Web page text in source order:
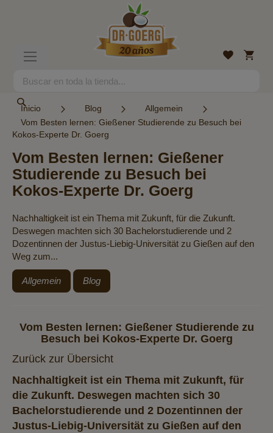
Search
Lista
Mi
cesta
Inicio Blog
Allgemein
Vom Besten lernen: Gießener Studierende zu Besuch bei
Kokos-Experte Dr. Goerg
Vom Besten lernen: Gießener
Studierende zu Besuch bei
Kokos-Experte Dr. Goerg
Nachhaltigkeit ist ein Thema mit Zukunft, für die Zukunft.
Deswegen machten sich 30 Bachelorstudierende und 2
Dozentinnen der Justus-Liebig-Universität zu Gießen auf den
Weg zum...
Allgemein Blog
Vom Besten lernen: Gießener Studierende zu
Besuch bei Kokos-Experte Dr. Goerg
Zurück zur Übersicht
Nachhaltigkeit ist ein Thema mit Zukunft, für
die Zukunft. Deswegen machten sich 30
Bachelorstudierende und 2 Dozentinnen der
Justus-Liebig-Universität zu Gießen auf den